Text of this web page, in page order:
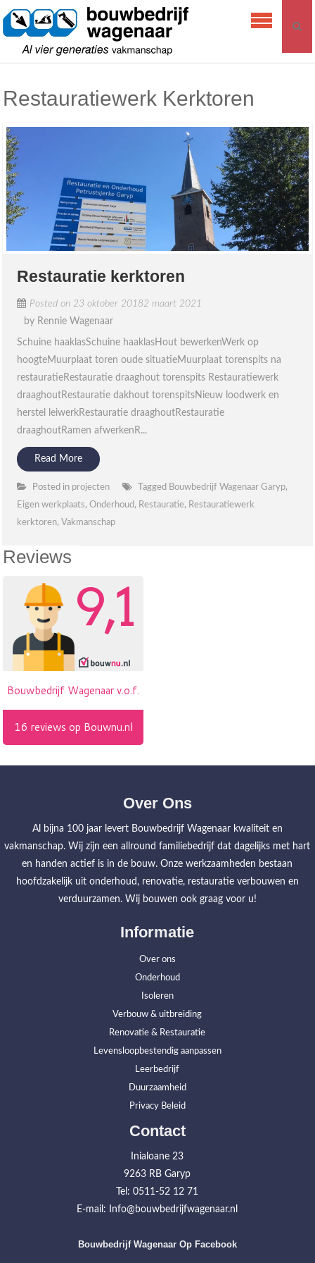
Skip
content
Bouwbedrijf
Restauratiewerk Kerktoren
Restauratie kerktoren
Posted on 23 oktober 20182 maart 2021
by Rennie Wagenaar
Schuine haaklasSchuine haaklasHout bewerkenWerk op
hoogteMuurplaat toren oude situatieMuurplaat torenspits na
restauratieRestauratie draaghout torenspits Restauratiewerk
draaghoutRestauratie dakhout torenspitsNieuw loodwerk en
herstel leiwerkRestauratie draaghoutRestauratie
draaghoutRamen afwerkenR...
Read More
Posted in projecten Tagged Bouwbedrijf Wagenaar Garyp,
Eigen werkplaats,Onderhoud, Restauratie, Restauratiewerk
kerktoren, Vakmanschap
Reviews
Over Ons
Al bijna 100 jaar levert Bouwbedrijf Wagenaar kwaliteit en
vakmanschap. Wij zijn een allround familiebedrijf dat dagelijks met hart
en handen actief is in de bouw. Onze werkzaamheden bestaan
hoofdzakelijk uit onderhoud, renovatie, restauratie verbouwen en
verduurzamen. Wij bouwen ook graag voor u!
Informatie
Over ons
Onderhoud
Isoleren
Verbouw & uitbreiding
Renovatie & Restauratie
Levensloopbestendig aanpassen
Leerbedrijf
Duurzaamheid
Privacy Beleid
Contact
Inialoane 23
9263 RB Garyp
Tel: 0511-52 12 71
E-mail: Info@bouwbedrijfwagenaar.nl
Bouwbedrijf Wagenaar Op Facebook